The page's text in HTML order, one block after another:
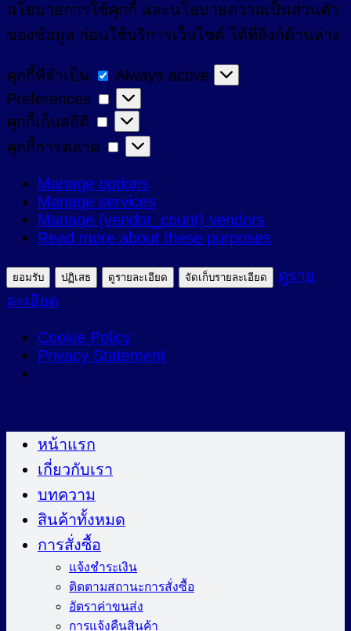
นโยบายการใช้คุกกี้ และนโยบายความเป็นส่วนตัว
ของข้อมูล ก่อนใช้บริการเว็บไซต์ ได้ที่ลิงก์ด้านล่าง
คุกกี้ที่จำเป็น
คุกกี้
ที่
จำเป็น
Always active
Preferences
Preferences
คุกกี้เก็บสถิติ
คุกกี้
เก็บ
คุกกี้การตลาด
คุกกี้
ตลาด
Manage options
Manage services
Manage {vendor_count} vendors
Read more about these purposes
ยอมรับ ปฏิเสธ ดูรายละเอียด จัดเก็บรายละเอียด
ดูราย
ละเอียด
Cookie Policy
Privacy Statement
ไป
หน้าแรก
เกี่ยวกับเรา
บทความ
สินค้าทั้งหมด
การสั่งซื้อ
แจ้งชำระเงิน
ติดตามสถานะการสั่งซื้อ
อัตราค่าขนส่ง
การแจ้งคืนสินค้า